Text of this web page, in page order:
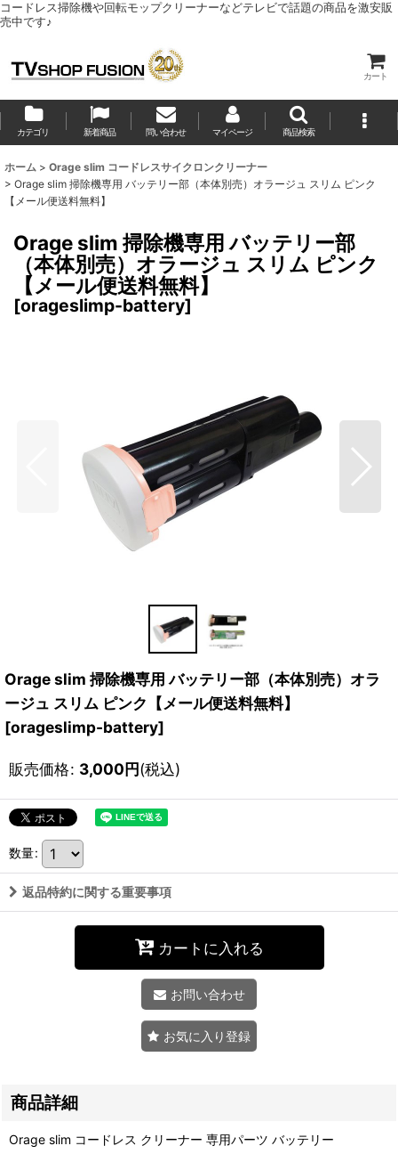
コードレス掃除機や回転モップクリーナーなどテレビで話題の商品を激安販
売中です♪
カート
カテゴリ 新着商品 問い合わせ マイページ 商品検索
ホーム > Orage slim コードレスサイクロンクリーナー
> Orage slim 掃除機専用 バッテリー部（本体別売）オラージュ スリム ピンク
【メール便送料無料】
Orage slim 掃除機専用 バッテリー部
（本体別売）オラージュ スリム ピンク
【メール便送料無料】
[orageslimp-battery]
Orage slim 掃除機専用 バッテリー部（本体別売）オラ
ージュ スリム ピンク【メール便送料無料】
[orageslimp-battery]
販売価格: 3,000円(税込)
数量:
返品特約に関する重要事項
カートに入れる
お問い合わせ
お気に入り登録
商品詳細
Orage slim コードレス クリーナー 専用パーツ バッテリー